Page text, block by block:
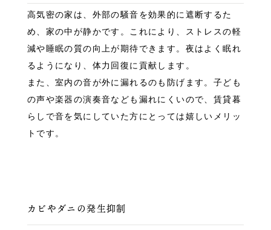
高気密の家は、外部の騒音を効果的に遮断するた
め、家の中が静かです。これにより、ストレスの軽
減や睡眠の質の向上が期待できます。夜はよく眠れ
るようになり、体力回復に貢献します。
また、室内の音が外に漏れるのも防げます。子ども
の声や楽器の演奏音なども漏れにくいので、賃貸暮
らしで音を気にしていた方にとっては嬉しいメリッ
トです。
カビやダニの発生抑制